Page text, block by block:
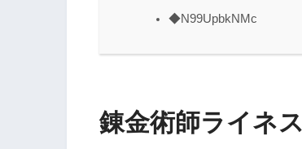
◆N99UpbkNMc
錬金術師ライネ